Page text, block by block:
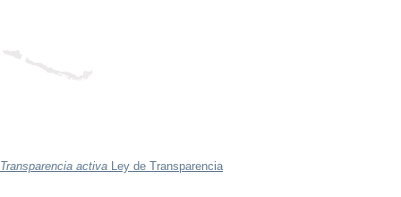
Transparencia activa Ley de Transparencia